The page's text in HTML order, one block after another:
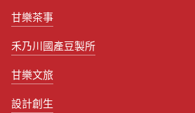
甘樂茶事
禾乃川國產豆製所
甘樂文旅
設計創生